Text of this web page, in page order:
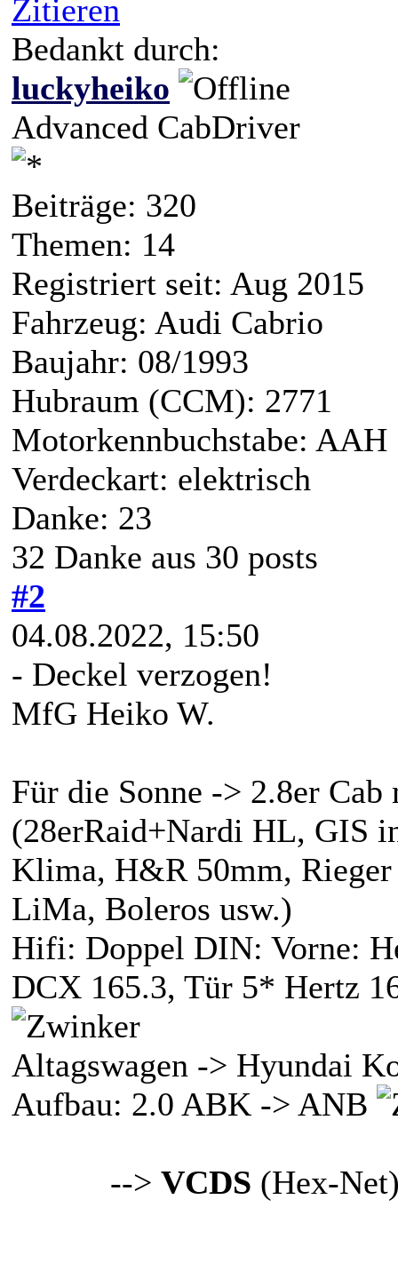
Zitieren
Bedankt durch:
luckyheiko
Advanced CabDriver
Beiträge: 320
Themen: 14
Registriert seit: Aug 2015
Fahrzeug: Audi Cabrio
Baujahr: 08/1993
Hubraum (CCM): 2771
Motorkennbuchstabe: AAH
Verdeckart: elektrisch
Danke: 23
32 Danke aus 30 posts
#2
04.08.2022, 15:50
- Deckel verzogen!
MfG Heiko W.
Für die Sonne -> 2.8er
(28erRaid+Nardi HL, GIS
Klima, H&R 50mm,
LiMa, Boleros usw.)
Hifi: Doppel DIN: Vorne:
DCX 165.3, Tür 5* Hertz
Altagswagen -> Hyundai
Aufbau: 2.0 ABK -> ANB
--> VCDS (Hex-